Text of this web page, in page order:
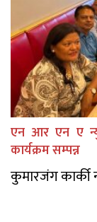
एन आर एन ए न्यु
कार्यक्रम सम्पन्न
कुमारजंग कार्की